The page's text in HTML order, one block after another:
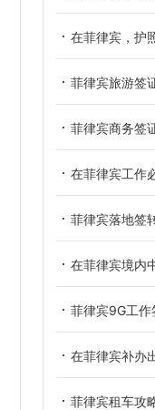
在菲律宾，护
菲律宾旅游签
菲律宾商务签证和
在菲律宾工作
菲律宾落地签
在菲律宾境内
菲律宾9G工作
在菲律宾补办
菲律宾租车攻